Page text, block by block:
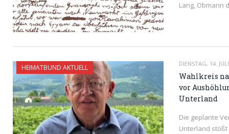
Lang, Obmann
HEIMATBUND AKTUELL DIENSTAG, 14.
Wahlkreis
vor
Unterland
Die geplante
Unterland